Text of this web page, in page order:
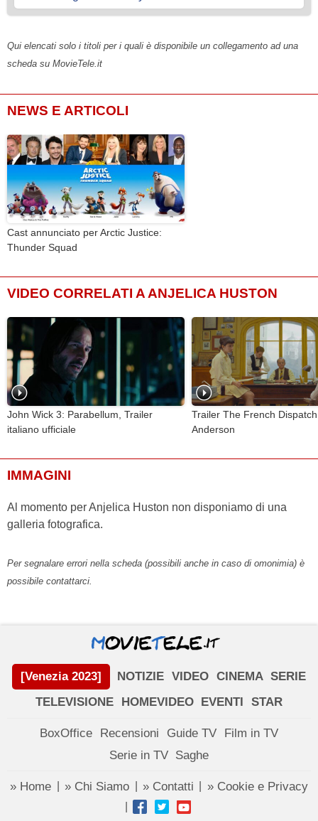
Qui elencati solo i titoli per i quali è disponibile un collegamento ad una
scheda su MovieTele.it
NEWS E ARTICOLI
Cast annunciato per Arctic Justice:
Thunder Squad
VIDEO CORRELATI A ANJELICA HUSTON
John Wick 3: Parabellum, Trailer
italiano ufficiale
Trailer The French
Anderson
IMMAGINI
Al momento per Anjelica Huston non disponiamo di una
galleria fotografica.
Per segnalare errori nella scheda (possibili anche in caso di omonimia) è
possibile contattarci.
[Venezia 2023] NOTIZIE VIDEO CINEMA SERIE
TELEVISIONE
HOMEVIDEO EVENTI STAR
BoxOffice Recensioni Guide TV
Film in TV
Serie in TV Saghe
» Home » Chi Siamo » Contatti » Cookie e Privacy